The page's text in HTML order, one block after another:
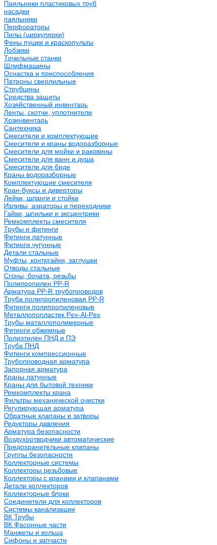
Паяльники пластиковых труб
насадки
паяльники
Перфораторы
Пилы (циркулярки)
Фены пушки и краскопульты
Лобзики
Точильные станки
Шлифмашины
Оснастка и приспособления
Патроны сверлильные
Струбцины
Средства защиты
Хозяйственный инвентарь
Ленты, скотчи, уплотнители
Хозинвентарь
Сантехника
Смесители и комплектующие
Смесители и краны водоразборные
Смесители для мойки и раковины
Смесители для ванн и душа
Смесители для биде
Краны водоразборные
Комплектующие смесителя
Кран-буксы и диверторы
Лейки, шланги и стойки
Изливы, аэраторы и переходники
Гайки, шпильки и эксцентрики
Ремкомплекты смесителя
Трубы и фитинги
Фитинги латунные
Фитинги чугунные
Детали стальные
Муфты, контргайки, заглушки
Отводы стальные
Сгоны, бочата, резьбы
Полипропилен PP-R
Арматура PP-R трубопроводов
Труба полипропиленовая PP-R
Фитинги полипропиленовые
Металлопопластик Pex-Al-Pex
Трубы маталлополимерные
Фитинги обжимные
Полиэтилен ПНД и ПЭ
Труба ПНД
Фитинги компрессионные
Трубопроводная арматура
Запорная арматура
Краны латунные
Краны для бытовой техники
Ремкомплекты крана
Фильтры механической очистки
Регулирующая арматура
Обратные клапаны и затворы
Редукторы давления
Арматура безопасности
Воздухоотводчики автоматические
Предохранительные клапаны
Группы безопасности
Коллекторные системы
Коллекторы резьбовые
Коллекторы с кранами и клапанами
Детали коллекторов
Коллекторные блоки
Соединители для коллекторов
Системы канализации
ВК Трубы
ВК Фасонные части
Манжеты и кольца
Сифоны и запчасти